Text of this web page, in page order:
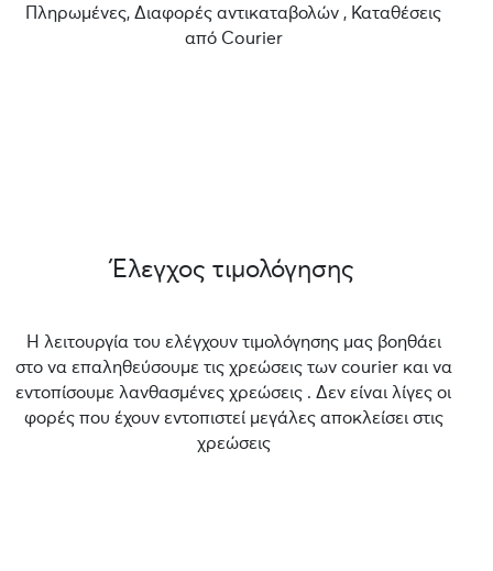
Πληρωμένες, Διαφορές αντικαταβολών , Καταθέσεις
από Courier
Έλεγχος τιμολόγησης
Η λειτουργία του ελέγχουν τιμολόγησης μας βοηθάει
στο να επαληθεύσουμε τις χρεώσεις των courier και να
εντοπίσουμε λανθασμένες χρεώσεις . Δεν είναι λίγες οι
φορές που έχουν εντοπιστεί μεγάλες αποκλείσει στις
χρεώσεις